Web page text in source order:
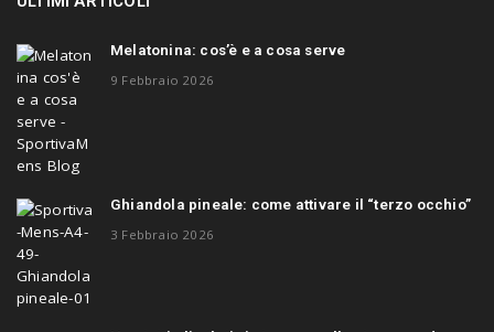
Melatonina: cos’è e a cosa serve
9 Febbraio 2026
Ghiandola pineale: come attivare il “terzo occhio”
3 Febbraio 2026